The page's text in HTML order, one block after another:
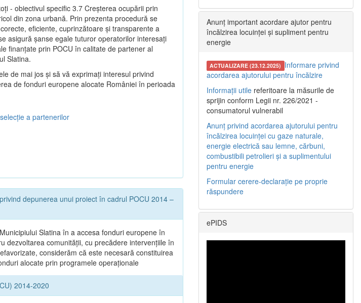
- obiectivul specific 3.7 Creșterea ocupării prin
din zona urbană. Prin prezenta procedură se
eficiente, cuprinzătoare şi transparente a
asigură şanse egale tuturor operatorilor interesaţi
finanţate prin POCU în calitate de partener al
Slatina.
de mai jos și să vă exprimați interesul privind
de fonduri europene alocate României în perioada
a partenerilor
depunerea unui proiect în cadrul POCU 2014 –
Slatina în a accesa fonduri europene în
dezvoltarea comunității, cu precădere intervențiile în
considerăm că este necesară constituirea
alocate prin programele operaționale
2014-2020
Anunț important acordare ajutor pentru
încălzirea locuinței și supliment pentru
energie
ACTUALIZARE (23.12.2025) Informare privind
acordarea ajutorului pentru încălzire
Informații utile referitoare la măsurile de
sprijin conform Legii nr. 226/2021 -
consumatorul vulnerabil
Anunț privind acordarea ajutorului pentru
încălzirea locuinței cu gaze naturale,
energie electrică sau lemne, cărbuni,
combustibili petrolieri și a suplimentului
pentru energie
Formular cerere-declarație pe proprie
răspundere
ePIDS